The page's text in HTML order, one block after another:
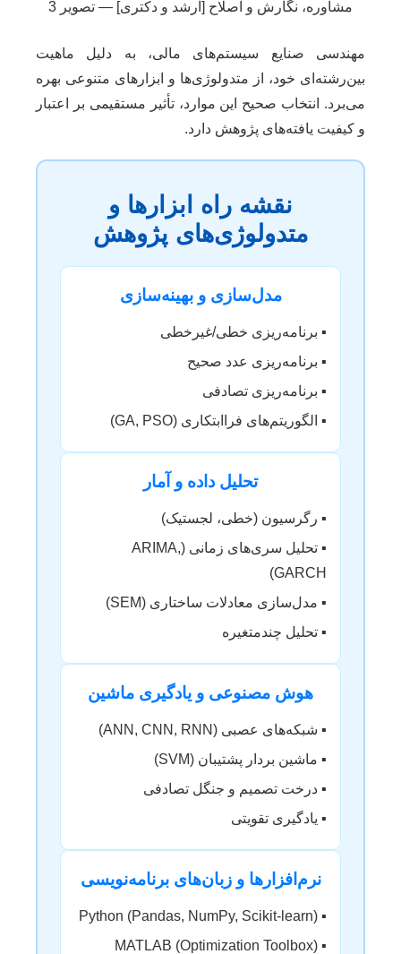
مهندسی صنایع سیستم‌های مالی، به دلیل ماهیت
بین‌رشته‌ای خود، از متدولوژی‌ها و ابزارهای متنوعی بهره
می‌برد. انتخاب صحیح این موارد، تأثیر مستقیمی بر اعتبار
و کیفیت یافته‌های پژوهش دارد.
نقشه راه ابزارها و
متدولوژی‌های پژوهش
مدل‌سازی و بهینه‌سازی
▪️ برنامه‌ریزی خطی/غیرخطی
▪️ برنامه‌ریزی عدد صحیح
▪️ برنامه‌ریزی تصادفی
▪️ الگوریتم‌های فراابتکاری (GA, PSO)
تحلیل داده و آمار
▪️ رگرسیون (خطی، لجستیک)
▪️ تحلیل سری‌های زمانی (ARIMA,
GARCH)
▪️ مدل‌سازی معادلات ساختاری (SEM)
▪️ تحلیل چندمتغیره
هوش مصنوعی و یادگیری ماشین
▪️ شبکه‌های عصبی (ANN, CNN, RNN)
▪️ ماشین بردار پشتیبان (SVM)
▪️ درخت تصمیم و جنگل تصادفی
▪️ یادگیری تقویتی
نرم‌افزارها و زبان‌های برنامه‌نویسی
▪️ Python (Pandas, NumPy, Scikit-learn)
▪️ MATLAB (Optimization Toolbox)